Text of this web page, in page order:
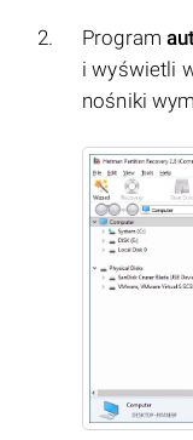
Program
i wyświetli
nośniki